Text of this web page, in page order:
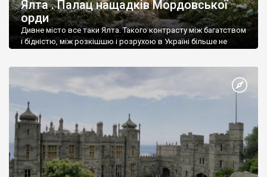
Ялта . Палац нащадків Мордовської
орди
Дивне місто все таки Ялта. Такого контрасту між багатством
і бідністю, між розкішшю і розрухою в Україні більше не